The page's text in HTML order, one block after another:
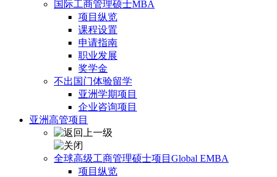
国际工商管理硕士MBA
项目纵览
课程设置
申请指南
职业发展
奖学金
不出国门体验留学
亚洲学期项目
企业咨询项目
亚洲高管项目
全球高级工商管理硕士项目Global EMBA
项目纵览